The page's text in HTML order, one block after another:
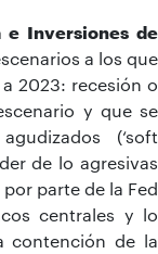
e Inversiones de
a los que
2023: recesión o
y que se
(‘soft
de lo agresivas
parte de la Fed
centrales y lo
contención de la